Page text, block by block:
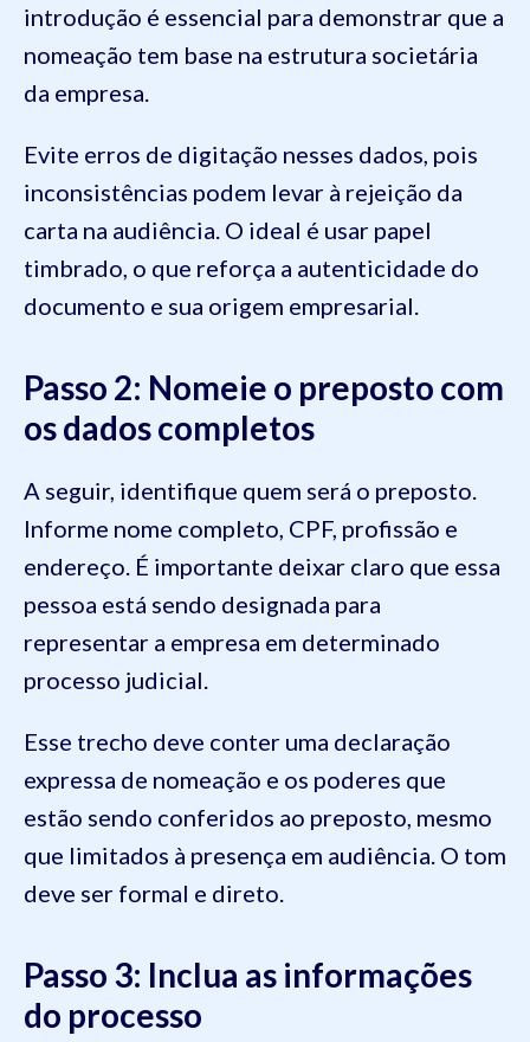
introdução é essencial para demonstrar que a
nomeação tem base na estrutura societária
da empresa.
Evite erros de digitação nesses dados, pois
inconsistências podem levar à rejeição da
carta na audiência. O ideal é usar papel
timbrado, o que reforça a autenticidade do
documento e sua origem empresarial.
Passo 2: Nomeie o preposto com
os dados completos
A seguir, identifique quem será o preposto.
Informe nome completo, CPF, profissão e
endereço. É importante deixar claro que essa
pessoa está sendo designada para
representar a empresa em determinado
processo judicial.
Esse trecho deve conter uma declaração
expressa de nomeação e os poderes que
estão sendo conferidos ao preposto, mesmo
que limitados à presença em audiência. O tom
deve ser formal e direto.
Passo 3: Inclua as informações
do processo